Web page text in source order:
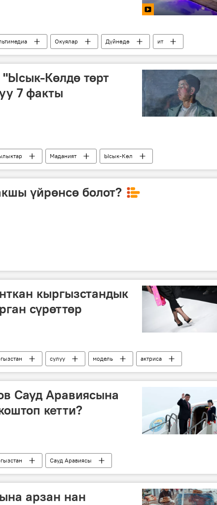
Окуялар Дүйнөдө
ит
Көлдө төрт
7 факты
Маданият
Ысык-Көл
факты
үйрөнсө болот?
кыргызстандык
сүрөттөр
сулуу модель
актриса
Сауд Аравиясына
кетти?
Сауд Аравиясы
жолугушуу
арзан нан